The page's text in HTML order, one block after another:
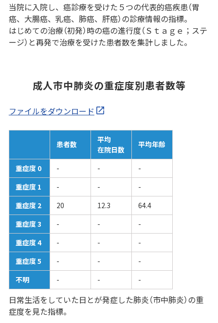
当院に入院し、癌診療を受けた５つの代表的癌疾患（胃
癌、大腸癌、乳癌、肺癌、肝癌）の診療情報の指標。
はじめての治療（初発）時の癌の進行度（Ｓｔａｇｅ；ステ
ージ）と再発で治療を受けた患者数を集計しました。
成人市中肺炎の重症度別患者数等
ファイルをダウンロード
患者数
平均
在院日数
平均年齢
重症度 0 - -
-
重症度 1
- -
-
重症度 2
20 12.3
64.4
重症度 3
- -
-
重症度 4
- -
-
重症度 5
- -
-
不明
- - -
日常生活をしていた日とが発症した肺炎（市中肺炎）の重
症度を見た指標。